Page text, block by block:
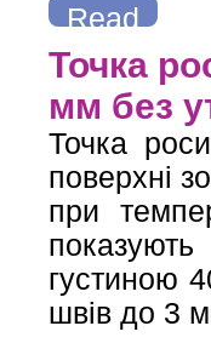
Read
more
Точка
мм без
Точка
поверхні
при
густиною
швів до 3